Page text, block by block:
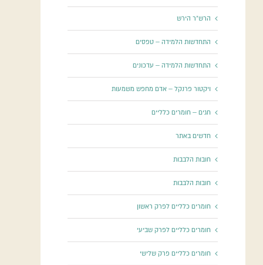
הרש"ר הירש
התחדשות הלמידה – טפסים
התחדשות הלמידה – עדכונים
ויקטור פרנקל – אדם מחפש משמעות
חגים – חומרים כלליים
חדשים באתר
חובות הלבבות
חובות הלבבות
חומרים כלליים לפרק ראשון
חומרים כלליים לפרק שביעי
חומרים כלליים פרק שלישי